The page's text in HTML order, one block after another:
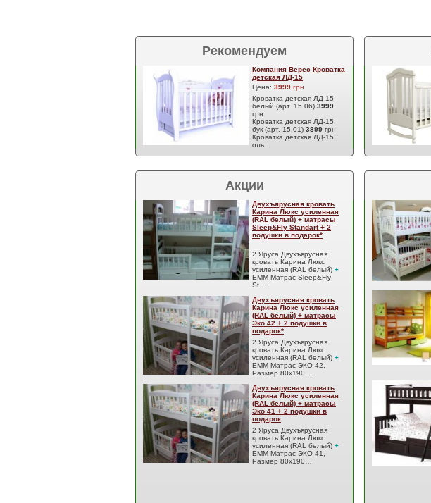
Рекомендуем
Компания Верес Кроватка
детская ЛД-15
Цена: 3999 грн
Кроватка детская ЛД-15
белый (арт. 15.06) 3999
грн
Кроватка детская ЛД-15
бук (арт. 15.01) 3899 грн
Кроватка детская ЛД-15
оль…
Акции
Двухъярусная кровать
Карина Люкс усиленная
(RAL белый) + матрасы
Sleep&Fly Standart + 2
подушки в подарок*
2 Яруса Двухъярусная
кровать Карина Люкс
усиленная (RAL белый) +
EMM Матрас Sleep&Fly
St…
Двухъярусная кровать
Карина Люкс усиленная
(RAL белый) + матрасы
Эко 42 + 2 подушки в
подарок*
2 Яруса Двухъярусная
кровать Карина Люкс
усиленная (RAL белый) +
EMM Матрас ЭКО-42,
Размер 80x190…
Двухъярусная кровать
Карина Люкс усиленная
(RAL белый) + матрасы
Эко 41 + 2 подушки в
подарок
2 Яруса Двухъярусная
кровать Карина Люкс
усиленная (RAL белый) +
EMM Матрас ЭКО-41,
Размер 80x190…